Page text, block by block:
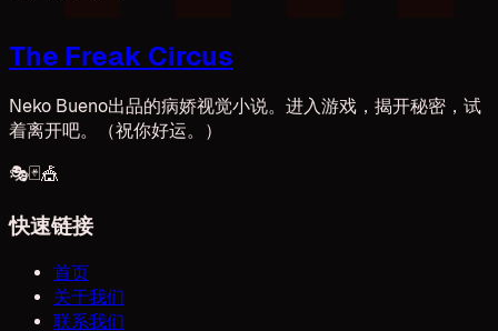
The Freak Circus
Neko Bueno出品的病娇视觉小说。进入游戏，揭开秘密，试
着离开吧。（祝你好运。）
🎭🃏🎪
快速链接
首页
关于我们
联系我们